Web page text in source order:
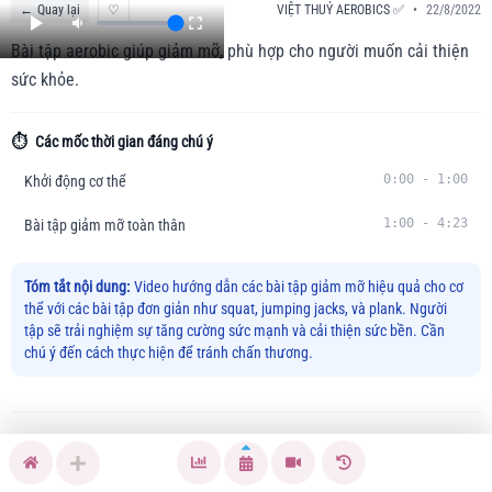
← Quay lại ♡ VIỆT THUỶ AEROBICS ✅ • 22/8/2022
Bài tập aerobic giúp giảm mỡ, phù hợp cho người muốn cải thiện
sức khỏe.
⏱️ Các mốc thời gian đáng chú ý
Khởi động cơ thể 0:00 - 1:00
Bài tập giảm mỡ toàn thân 1:00 - 4:23
Tóm tắt nội dung: Video hướng dẫn các bài tập giảm mỡ hiệu quả cho cơ
thể với các bài tập đơn giản như squat, jumping jacks, và plank. Người
tập sẽ trải nghiệm sự tăng cường sức mạnh và cải thiện sức bền. Cần
chú ý đến cách thực hiện để tránh chấn thương.
🏃 Hướng dẫn